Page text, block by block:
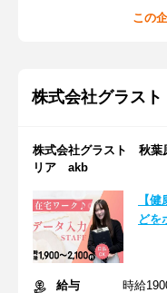
この
株式会社グラス
株式会社グラスト 秋
リア akb
【
どを
給与
時給